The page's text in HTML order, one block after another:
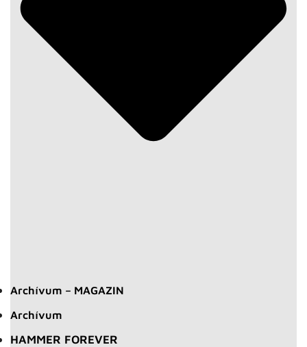
Archívum – MAGAZIN
Archívum
HAMMER FOREVER